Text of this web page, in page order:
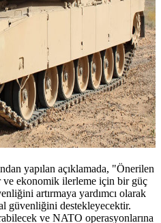
yapılan açıklamada, "Önerilen
ve ekonomik ilerleme için bir güç
artırmaya yardımcı olarak
güvenliğini destekleyecektir.
ve NATO operasyonlarına